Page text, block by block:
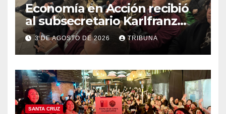
Economía en Acción recibió
al subsecretario Karlfranz
Koehler en Chimbarongo
3 DE AGOSTO DE 2026 TRIBUNA
SANTA CRUZ